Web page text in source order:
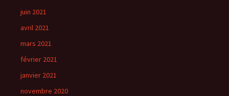
juin 2021
avril 2021
mars 2021
février 2021
janvier 2021
novembre 2020